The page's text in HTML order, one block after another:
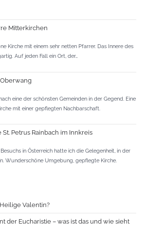
Mitterkirchen
Kirche mit einem sehr netten Pfarrer. Das Innere des
Auf jeden Fall ein Ort, der…
eine der schönsten Gemeinden in der Gegend. Eine
mit einer gepflegten Nachbarschaft.
St. Petrus Rainbach im Innkreis
in Österreich hatte ich die Gelegenheit, in der
Wunderschöne Umgebung, gepflegte Kirche.
Valentin?
der Eucharistie – was ist das und wie sieht